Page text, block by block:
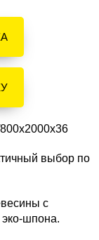
выбор по
с
эко-шпона.